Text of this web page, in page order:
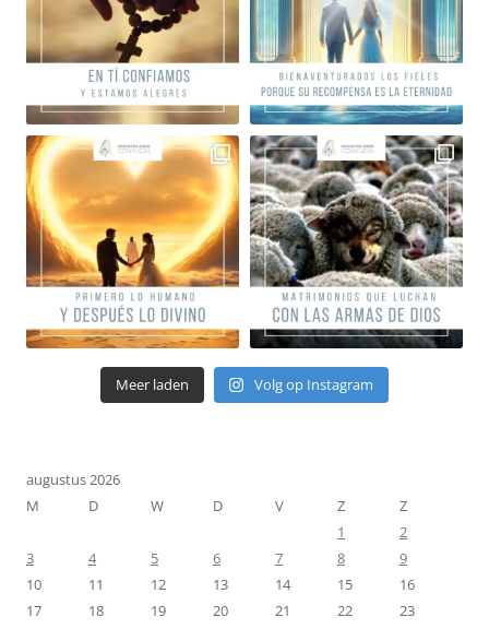
Meer laden Volg op Instagram
augustus 2026
M
D W D V Z
Z
1
2
3
4 5 6 7 8
9
10
11 12 13 14 15
16
17
18 19 20 21 22
23